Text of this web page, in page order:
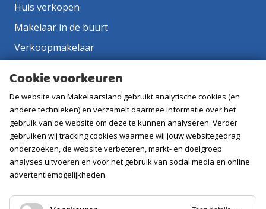
Huis verkopen
Makelaar in de buurt
Verkoopmakelaar
Vacatures
Volg ons
Cookie voorkeuren
De website van Makelaarsland gebruikt analytische cookies (en
andere technieken) en verzamelt daarmee informatie over het
gebruik van de website om deze te kunnen analyseren. Verder
gebruiken wij tracking cookies waarmee wij jouw websitegedrag
onderzoeken, de website verbeteren, markt- en doelgroep
analyses uitvoeren en voor het gebruik van social media en online
advertentiemogelijkheden.